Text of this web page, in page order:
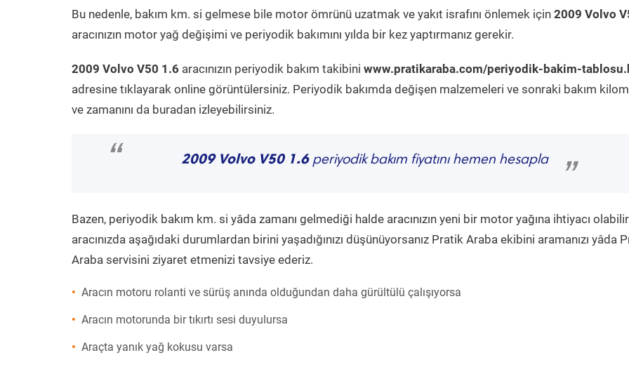
Bu nedenle, bakım km. si gelmese bile motor ömrünü uzatmak ve yakıt israfını önlemek için 2009 Volvo
aracınızın motor yağ değişimi ve periyodik bakımını yılda bir kez yaptırmanız gerekir.
2009 Volvo V50 1.6 aracınızın periyodik bakım takibini www.pratikaraba.com/periyodik-bakim-
adresine tıklayarak online görüntülersiniz. Periyodik bakımda değişen malzemeleri ve sonraki bakım
ve zamanını da buradan izleyebilirsiniz.
“ 2009 Volvo V50 1.6periyodik bakım fiyatını hemen hesapla
”
Bazen, periyodik bakım km. si yâda zamanı gelmediği halde aracınızın yeni bir motor yağına ihtiyacı
aracınızda aşağıdaki durumlardan birini yaşadığınızı düşünüyorsanız Pratik Araba ekibini aramanızı yâda
Araba servisini ziyaret etmenizi tavsiye ederiz.
Aracın motoru rolanti ve sürüş anında olduğundan daha gürültülü çalışıyorsa
Aracın motorunda bir tıkırtı sesi duyulursa
Araçta yanık yağ kokusu varsa